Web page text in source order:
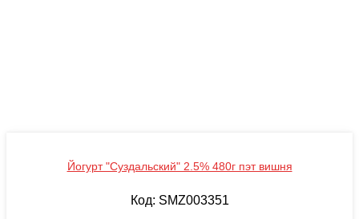
Йогурт "Суздальский" 2.5% 480г пэт вишня
Код: SMZ003351